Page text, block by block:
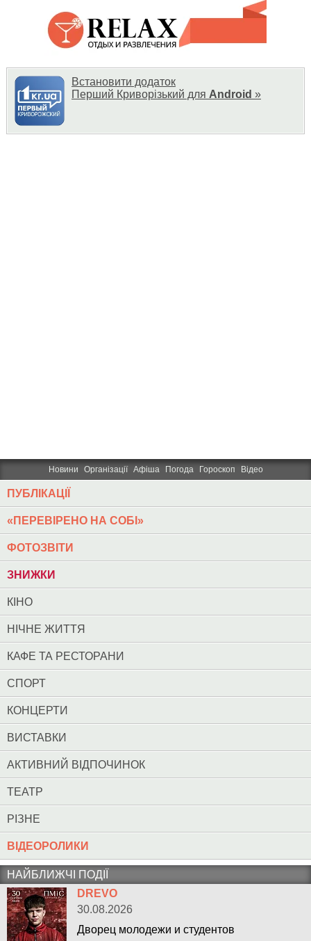
Встановити додаток
Перший Криворізький для Android »
Новини Організації Афіша Погода Гороскоп Відео
ПУБЛІКАЦІЇ
«ПЕРЕВІРЕНО НА СОБІ»
ФОТОЗВІТИ
ЗНИЖКИ
КІНО
НІЧНЕ ЖИТТЯ
КАФЕ ТА РЕСТОРАНИ
СПОРТ
КОНЦЕРТИ
ВИСТАВКИ
АКТИВНИЙ ВІДПОЧИНОК
ТЕАТР
РІЗНЕ
ВІДЕОРОЛИКИ
НАЙБЛИЖЧІ ПОДІЇ
DREVO
30.08.2026
Дворец молодежи и студентов